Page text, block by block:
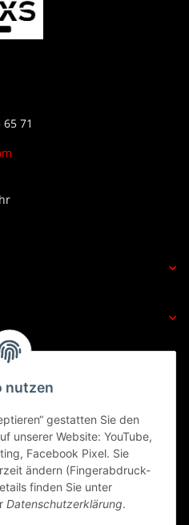
nutzen
gestatten Sie den
unserer Website: YouTube,
Facebook Pixel. Sie
ändern (Fingerabdruck-
finden Sie unter
Datenschutzerklärung.
71